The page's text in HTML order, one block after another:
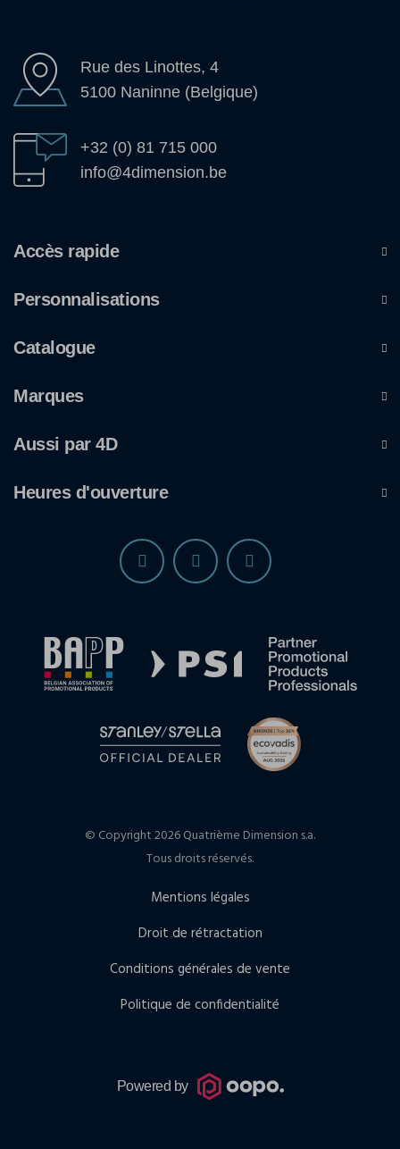
Rue des Linottes, 4
5100 Naninne (Belgique)
+32 (0) 81 715 000
info@4dimension.be
Accès rapide
Personnalisations
Catalogue
Marques
Aussi par 4D
Heures d'ouverture
© Copyright 2026 Quatrième Dimension s.a.
Tous droits réservés.
Mentions légales
Droit de rétractation
Conditions générales de vente
Politique de confidentialité
Powered by